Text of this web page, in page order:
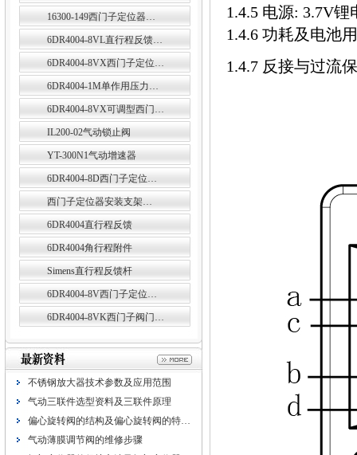
16300-149西门子定位器…
6DR4004-8VL直行程反馈…
6DR4004-8VX西门子定位…
6DR4004-1M单作用压力…
6DR4004-8VX可调型西门…
IL200-02气动锁止阀
YT-300N1气动增速器
6DR4004-8D西门子定位…
西门子定位器安装支架…
6DR4004直行程反馈
6DR4004角行程附件
Simens直行程反馈杆
6DR4004-8V西门子定位…
6DR4004-8VK西门子阀门…
不锈钢放大器技术参数及应用范围
气动三联件选型资料及三联件原理
偏心旋转阀的结构及偏心旋转阀的特…
气动薄膜调节阀的维修步骤
1.4.5 电源: 3.7V
1.4.6 功耗及电池
1.4.7 反接与过流